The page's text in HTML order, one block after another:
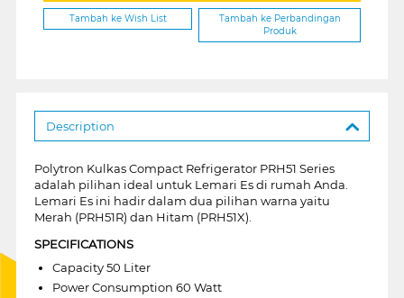
Tambah ke Wish List
Tambah ke Perbandingan
Produk
Description
Polytron Kulkas Compact Refrigerator PRH51 Series
adalah pilihan ideal untuk Lemari Es di rumah Anda.
Lemari Es ini hadir dalam dua pilihan warna yaitu
Merah (PRH51R) dan Hitam (PRH51X).
SPECIFICATIONS
Capacity 50 Liter
Power Consumption 60 Watt